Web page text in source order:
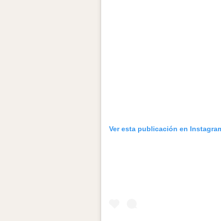
Ver esta publicación en